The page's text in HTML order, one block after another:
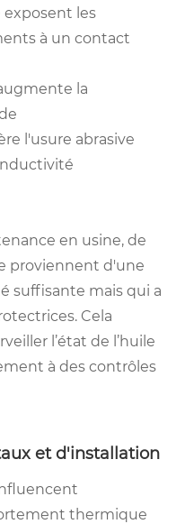
exposent les
à un contact
la
l'usure abrasive
en usine, de
proviennent d'une
suffisante mais qui a
Cela
l’état de l’huile
à des contrôles
et d'installation
thermique